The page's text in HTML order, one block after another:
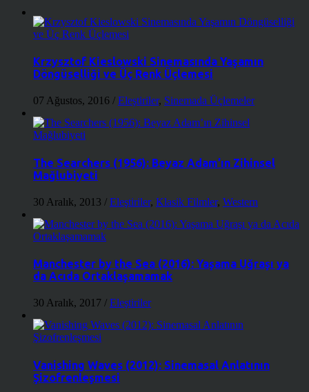
Krzysztof Kieslowski Sinemasında Yaşamın
Döngüselliği ve Üç Renk Üçlemesi
07 Ağustos, 2016 / Eleştiriler, Sinemada Üçlemeler
The Searchers (1956): Beyaz Adam’ın Zihinsel
Mağlubiyeti
30 Aralık, 2013 / Eleştiriler, Klasik Filmler, Western
Manchester by the Sea (2016): Yaşama Uğraşı ya
da Acıda Ortaklaşamamak
30 Aralık, 2017 / Eleştiriler
Vanishing Waves (2012): Sinemasal Anlatının
Şizofrenleşmesi